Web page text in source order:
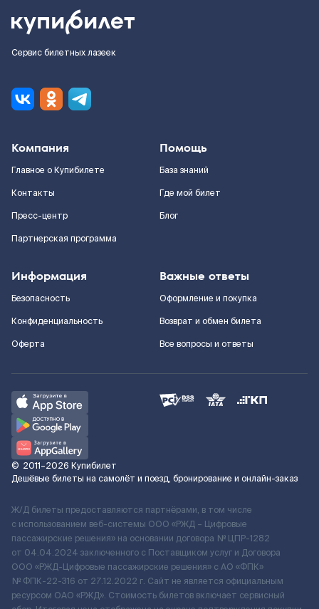
Сервис билетных лазеек
Компания
Главное о Купибилете
Контакты
Пресс-центр
Партнерская программа
Помощь
База знаний
Где мой билет
Блог
Информация
Безопасность
Конфиденциальность
Оферта
Важные ответы
Оформление и покупка
Возврат и обмен билета
Все вопросы и ответы
© 2011–2026 Купибилет
Дешёвые билеты на самолёт и поезд, бронирование и онлайн-заказ
Ж/Д билеты предоставляются партнёрами, в том числе
с использованием веб-системы ООО «РЖД – Цифровые
пассажирские решения» на основании договора № ЦПР-1282
от 04.04.2024 заключенного с Поставщиком услуг и Договора
ООО «РЖД-Цифровые пассажирские решения» c АО «ФПК»
№ ФПК-22-316 от 27.12.2022 г. Сайт не является официальным
ресурсом ОАО «РЖД». Стоимость билетов включает сервисный